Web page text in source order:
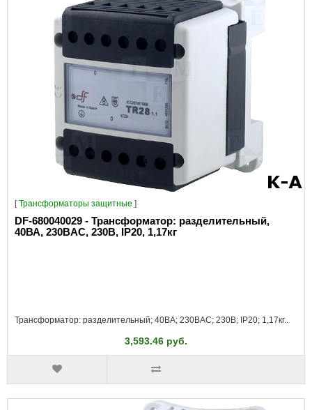
[Трансформаторы защитные ]
DF-680040029 - Трансформатор: разделительный,
40ВА, 230ВAC, 230В, IP20, 1,17кг
Трансформатор: разделительный; 40ВА; 230ВAC; 230В; IP20; 1,17кг..
3,593.46 руб.